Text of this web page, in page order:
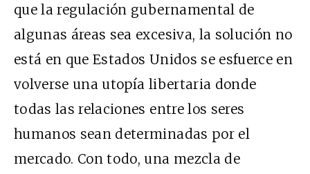
que la regulación gubernamental de
algunas áreas sea excesiva, la solución no
está en que Estados Unidos se esfuerce en
volverse una utopía libertaria donde
todas las relaciones entre los seres
humanos sean determinadas por el
mercado. Con todo, una mezcla de